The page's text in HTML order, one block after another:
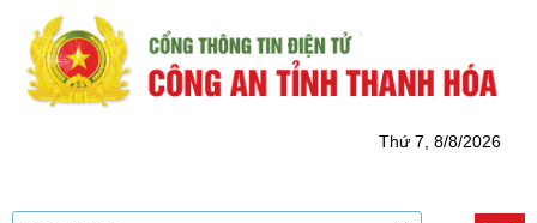
Thứ 7, 8/8/2026